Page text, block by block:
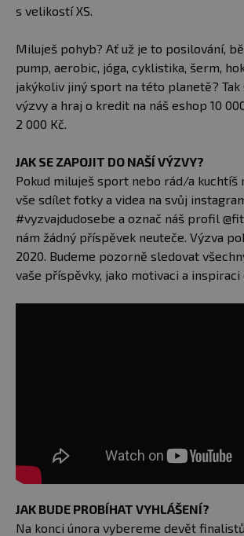
s velikostí XS.
Miluješ pohyb? Ať už je to posilování,
pump, aerobic, jóga, cyklistika, šerm,
jakýkoliv jiný sport na této planetě? Tak
výzvy a hraj o kredit na náš eshop 10
2 000 Kč.
JAK SE ZAPOJIT DO NAŠÍ VÝZVY?
Pokud miluješ sport nebo rád/a kuchtíš
vše sdílet fotky a videa na svůj
#vyzvajdudosebe a označ náš profil
nám žádný příspěvek neuteče. Výzva
2020. Budeme pozorně sledovat
vaše příspěvky, jako motivaci a inspiraci
JAK BUDE PROBÍHAT VYHLÁŠENÍ?
Na konci února vybereme devět finalistů.